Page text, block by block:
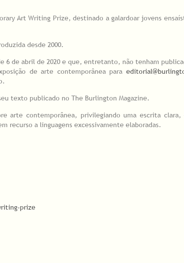
Art Writing Prize, destinado a galardoar jovens
desde 2000.
6 de abril de 2020 e que, entretanto, não tenham
de arte contemporânea para
texto publicado no The Burlington Magazine.
arte contemporânea, privilegiando uma escrita clara,
recurso a linguagens excessivamente elaboradas.
prize